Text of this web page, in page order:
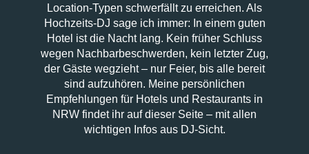
Location-Typen schwerfällt zu erreichen. Als
Hochzeits-DJ sage ich immer: In einem guten
Hotel ist die Nacht lang. Kein früher Schluss
wegen Nachbarbeschwerden, kein letzter Zug,
der Gäste wegzieht – nur Feier, bis alle bereit
sind aufzuhören. Meine persönlichen
Empfehlungen für Hotels und Restaurants in
NRW findet ihr auf dieser Seite – mit allen
wichtigen Infos aus DJ-Sicht.